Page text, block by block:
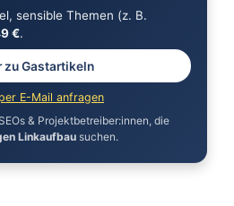
sensible Themen (z. B.
€.
zu Gastartikeln
E-Mail anfragen
& Projektbetreiber:innen, die
Linkaufbau suchen.